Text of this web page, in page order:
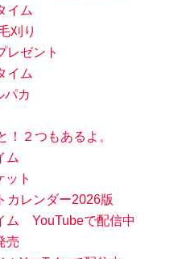
イム
刈り
レゼント
イム
パカ
！２つもあるよ。
ム
ット
カレンダー2026版
ム YouTubeで配信中
売